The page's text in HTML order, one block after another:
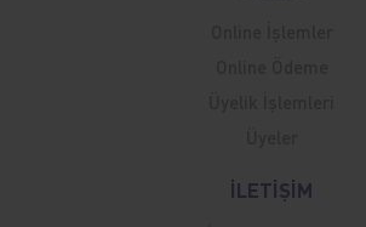
İLETİŞİM